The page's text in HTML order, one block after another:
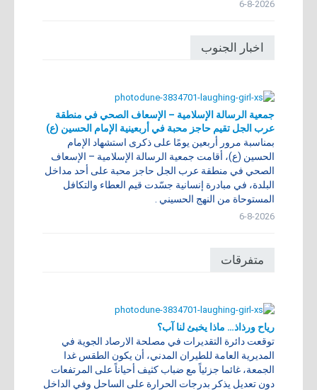
6-8-2026
اخبار الجنوب
جمعية الرسالة الإسلامية – الإسعاف الصحي في منطقة
عرب الجل تقيم حاجز محبة في أربعينية الإمام الحسين (ع)
بمناسبة مرور أربعين يومًا على ذكرى استشهاد الإمام
الحسين (ع)، أقامت جمعية الرسالة الإسلامية – الإسعاف
الصحي في منطقة عرب الجل حاجز محبة على أحد مداخل
البلدة، في مبادرة إنسانية جسّدت قيم العطاء والتكافل
المستوحاة من النهج الحسيني .
6-8-2026
متفرقات
رياح ورذاذ… ماذا يخبئ لنا آب؟
توقعت دائرة التقديرات في مصلحة الارصاد الجوية في
المديرية العامة للطيران المدني، أن يكون الطقس غدا
الجمعة، غائما جزئياً مع ضباب كثيف أحياناً على المرتفعات
دون تعديل يذكر بدرجات الحرارة على الساحل وفي الداخل